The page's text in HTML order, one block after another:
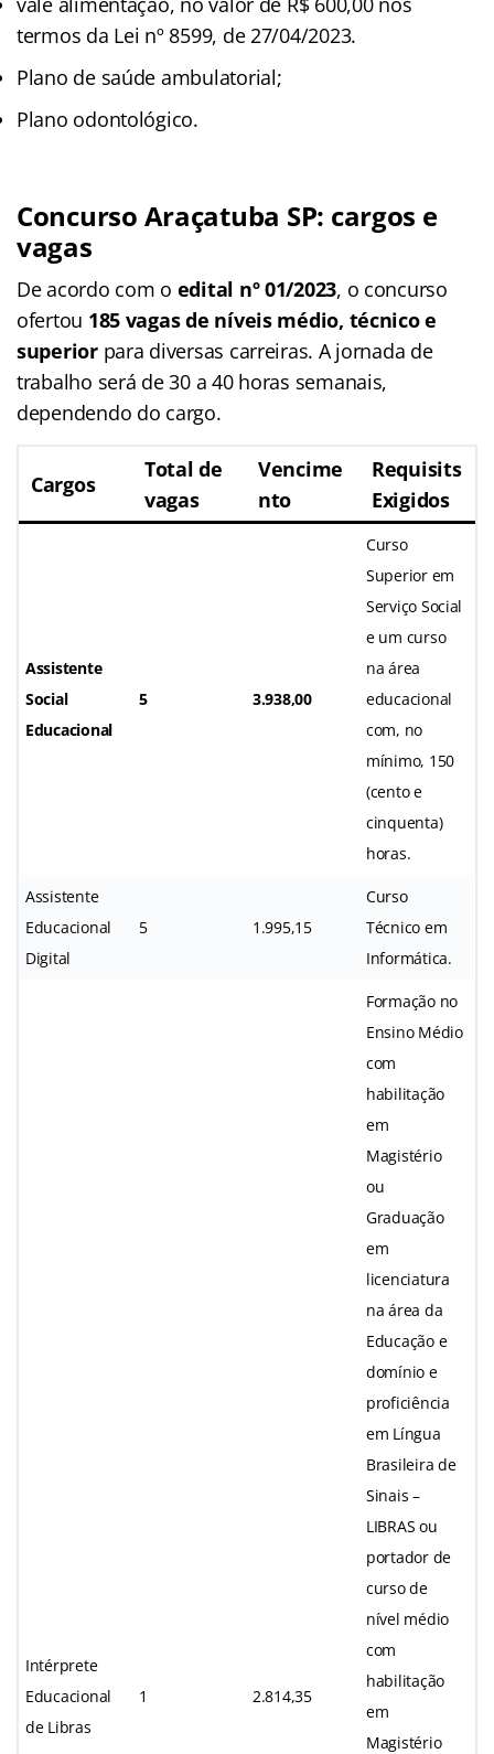
termos da Lei nº 8599, de 27/04/2023.
Plano de saúde ambulatorial;
Plano odontológico.
Concurso Araçatuba SP: cargos e
vagas
De acordo com o edital nº 01/2023, o concurso
ofertou 185 vagas de níveis médio, técnico e
superiorpara diversas carreiras. A jornada de
trabalho será de 30 a 40 horas semanais,
dependendo do cargo.
Cargos
Total de
vagas
Vencime
nto
Requisits
Exigidos
Assistente
Social
Educacional
5 3.938,00
Curso
Superior em
Serviço Social
e um curso
na área
educacional
com, no
mínimo, 150
(cento e
cinquenta)
horas.
Assistente
Educacional
Digital
5 1.995,15
Curso
Técnico em
Informática.
Intérprete
Educacional
de Libras
1 2.814,35
Formação no
Ensino Médio
com
habilitação
em
Magistério
ou
Graduação
em
licenciatura
na área da
Educação e
domínio e
proficiência
em Língua
Brasileira de
Sinais –
LIBRAS ou
portador de
curso de
nível médio
com
habilitação
em
Magistério